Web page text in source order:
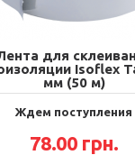
для
Isoflex
мм (50 м)
Ждем поступления
78.00 грн.